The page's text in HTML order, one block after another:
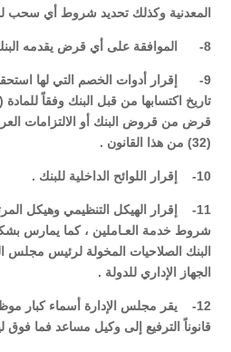
المعدنية وكذلك تحديد شروط أي سحب
8- الموافقة على أي قرض يقدمه البنك للحكومة.
9- إقرار أدوات الخصم التي لها
قرض من قروض البنك أو الالتزامات
(32) من هذا القانون .
10- إقرار اللوائح الداخلية للبنك .
11- إقرار الهيكل التنظيمي وهيكل
شروط خدمة العـاملين ، كما يمارس
البنك الصلاحيات المخولة لرئيس مجلس
الجهاز الإداري للدولة .
12- يقر مجلس الإدارة أسماء كبار
قانوناً الترفيع إلى وكيل مساعد فما